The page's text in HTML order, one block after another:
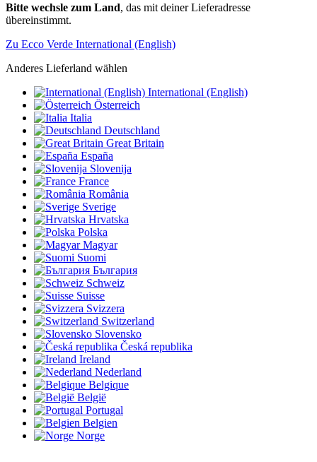
Bitte wechsle zum Land, das mit deiner Lieferadresse
übereinstimmt.
Zu Ecco Verde International (English)
Anderes Lieferland wählen
International (English)
Österreich
Italia
Deutschland
Great Britain
España
Slovenija
France
România
Sverige
Hrvatska
Polska
Magyar
Suomi
България
Schweiz
Suisse
Svizzera
Switzerland
Slovensko
Česká republika
Ireland
Nederland
Belgique
België
Portugal
Belgien
Norge